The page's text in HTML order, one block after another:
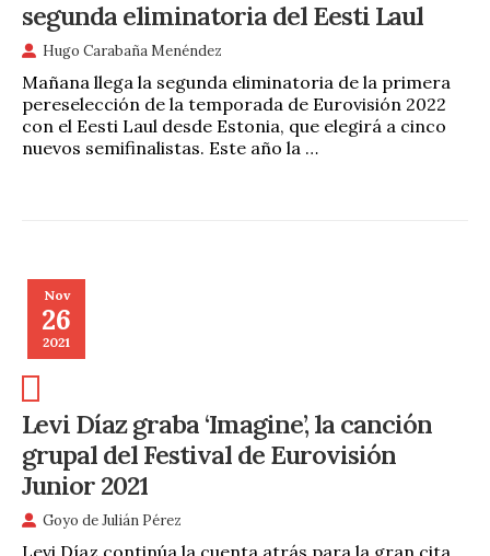
segunda eliminatoria del Eesti Laul
Hugo Carabaña Menéndez
Mañana llega la segunda eliminatoria de la primera
pereselección de la temporada de Eurovisión 2022
con el Eesti Laul desde Estonia, que elegirá a cinco
nuevos semifinalistas. Este año la …
Nov
26
2021
Levi Díaz graba ‘Imagine’, la canción
grupal del Festival de Eurovisión
Junior 2021
Goyo de Julián Pérez
Levi Díaz continúa la cuenta atrás para la gran cita